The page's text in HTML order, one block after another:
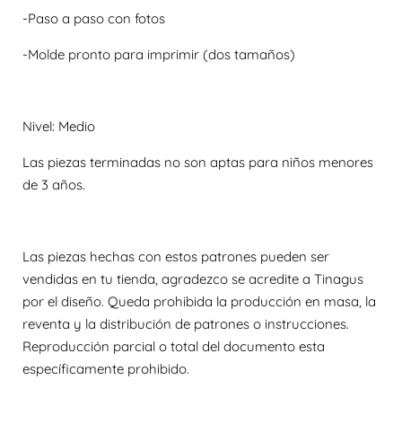
-Paso a paso con fotos
-Molde pronto para imprimir (dos tamaños)
Nivel: Medio
Las piezas terminadas no son aptas para niños menores
de 3 años.
Las piezas hechas con estos patrones pueden ser
vendidas en tu tienda, agradezco se acredite a Tinagus
por el diseño. Queda prohibida la producción en masa, la
reventa y la distribución de patrones o instrucciones.
Reproducción parcial o total del documento esta
específicamente prohibido.